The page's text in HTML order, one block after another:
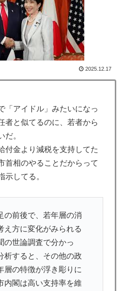
民の目をそらせるからお互いの政
んだよ」
?」韓国サッカーに衝撃的不祥
ーへの不適切接待発覚！海外騒
パスポート所有率が低すぎる、
のようだ！」日本がアニメ化し
パスポート所有率が低すぎる、
の関係が深い地球の裏側の国がこ
越えた驚くべき歴史のつなが
二人とも不機嫌になるのは禁止。
てる」経験するまで信じてもらえ
2025.12.17
「アイドル」みたいになっ
者と似てるのに、若者から
だ。
付金より減税を支持してた
首相のやることだからって
示してる。
の前後で、若年層の消
え方に変化がみられる
の世論調査で分かっ
析すると、その他の政
層の特徴が浮き彫りに
内閣は高い支持率を維